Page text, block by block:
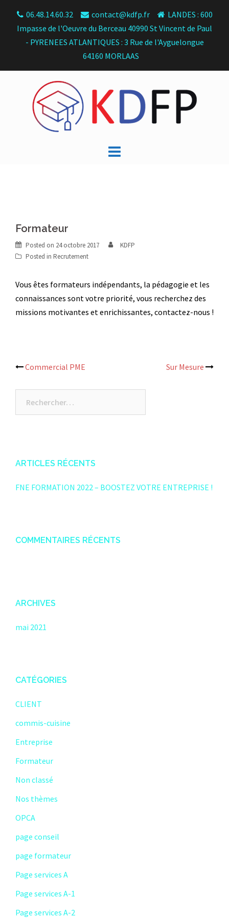
content
06.48.14.60.32 contact@kdfp.fr
LANDES : 600
Impasse de l'Oeuvre du Berceau 40990 St Vincent de Paul
- PYRENEES ATLANTIQUES : 3 Rue de l'Ayguelongue
64160 MORLAAS
Formateur
Posted on 24 octobre 2017
KDFP
Posted in Recrutement
Vous êtes formateurs indépendants, la pédagogie et les
connaissances sont votre priorité, vous recherchez des
missions motivantes et enrichissantes, contactez-nous !
Post
navigation
Commercial PME Sur Mesure
ARTICLES RÉCENTS
FNE FORMATION 2022 – BOOSTEZ VOTRE ENTREPRISE !
COMMENTAIRES RÉCENTS
ARCHIVES
mai 2021
CATÉGORIES
CLIENT
commis-cuisine
Entreprise
Formateur
Non classé
Nos thèmes
OPCA
page conseil
page formateur
Page services A
Page services A-1
Page services A-2